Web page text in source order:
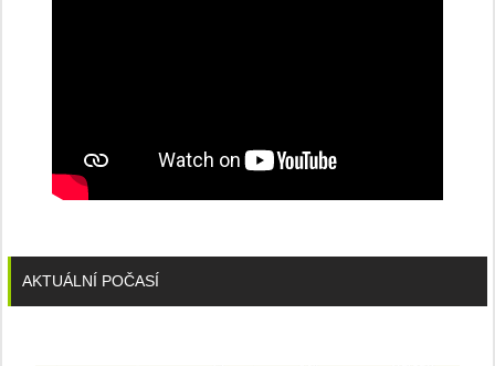
AKTUÁLNÍ POČASÍ